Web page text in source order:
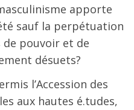
apporte
sauf la perpétuation
pouvoir et de
désuets?
l’Accession des
aux hautes é.tudes,